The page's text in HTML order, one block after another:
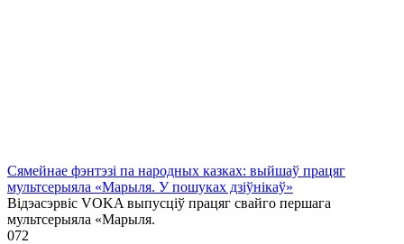
Сямейнае фэнтэзі па народных казках: выйшаў працяг
мультсерыяла «Марыля. У пошуках дзіўнікаў»
Відэасэрвіс VOKA выпусціў працяг свайго першага
мультсерыяла «Марыля.
072